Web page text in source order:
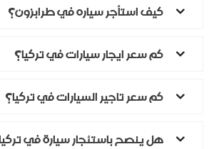
كيف استأجر سياره في طرابزون؟
كم سعر ايجار سيارات في تركيا؟
كم سعر تاجير السيارات في تركيا؟
هل ينصح باستئجار سيارة في